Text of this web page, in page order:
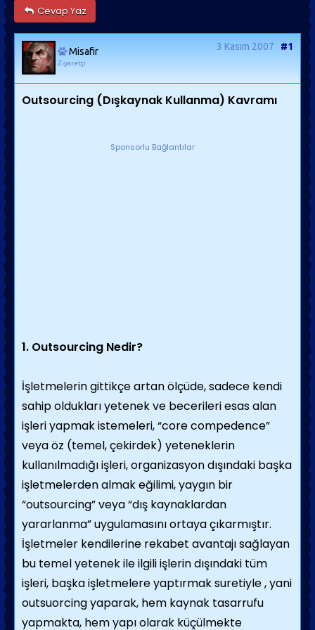
Cevap Yaz
Misafir
Ziyaretçi
3 Kasım 2007 #1
Outsourcing (Dışkaynak Kullanma) Kavramı
Sponsorlu Bağlantılar
1. Outsourcing Nedir?
İşletmelerin gittikçe artan ölçüde, sadece kendi
sahip oldukları yetenek ve becerileri esas alan
işleri yapmak istemeleri, “core compedence”
veya öz (temel, çekirdek) yeteneklerin
kullanılmadığı işleri, organizasyon dışındaki başka
işletmelerden almak eğilimi, yaygın bir
“outsourcing” veya “dış kaynaklardan
yararlanma” uygulamasını ortaya çıkarmıştır.
İşletmeler kendilerine rekabet avantajı sağlayan
bu temel yetenek ile ilgili işlerin dışındaki tüm
işleri, başka işletmelere yaptırmak suretiyle , yani
outsuorcing yaparak, hem kaynak tasarrufu
yapmakta, hem yapı olarak küçülmekte